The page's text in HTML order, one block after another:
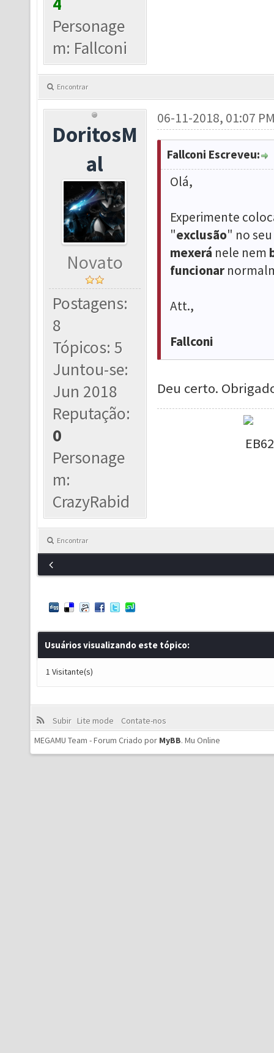
Personage
m: Fallconi
Encontrar
DoritosM
al
Novato
Postagens:
8
Tópicos: 5
Juntou-se:
Jun 2018
Reputação:
0
Personage
m:
CrazyRabid
06-11-2018, 01:07
Fallconi Escreveu:
Olá,
Experimente
"exclusão" no seu
mexerá nele nem
funcionar
Att.,
Fallconi
Deu certo.
Encontrar
Usuários visualizando este tópico:
1 Visitante(s)
Subir Lite mode
Contate-nos
MEGAMU Team - Forum Criado por MyBB. Mu Online